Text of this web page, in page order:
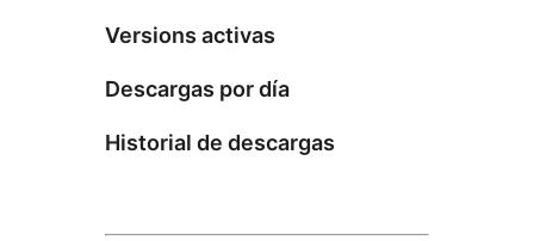
Versions activas
Descargas por día
Historial de descargas